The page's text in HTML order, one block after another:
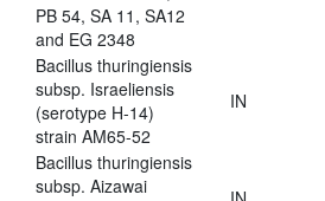
PB 54, SA 11, SA12
and EG 2348
Bacillus thuringiensis
subsp. Israeliensis
(serotype H-14)
strain AM65-52
IN
Bacillus thuringiensis
subsp. Aizawai